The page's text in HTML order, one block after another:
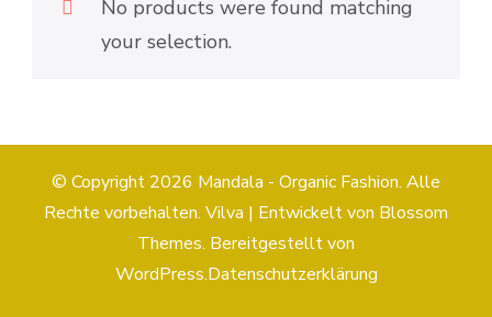
No products were found matching
your selection.
© Copyright 2026 Mandala - Organic Fashion. Alle
Rechte vorbehalten. Vilva | Entwickelt von Blossom
Themes. Bereitgestellt von
WordPress.Datenschutzerklärung